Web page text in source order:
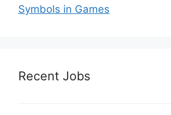
Symbols in Games
Recent Jobs